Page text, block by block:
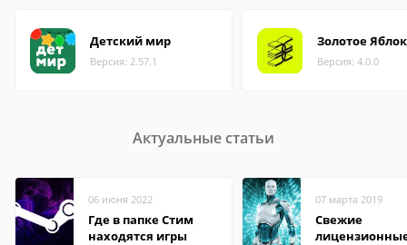
Детский мир
Версия: 2.57.1
Золотое
Версия: 4.0.0
Актуальные статьи
06 июня 2022
Где в папке Стим
находятся игры
07 марта 2019
Свежие